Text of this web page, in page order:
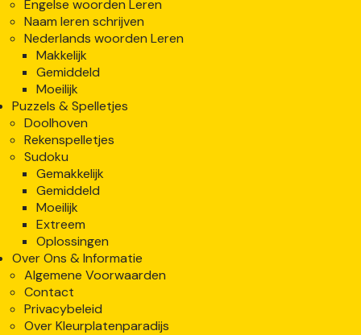
Engelse woorden Leren
Naam leren schrijven
Nederlands woorden Leren
Makkelijk
Gemiddeld
Moeilijk
Puzzels & Spelletjes
Doolhoven
Rekenspelletjes
Sudoku
Gemakkelijk
Gemiddeld
Moeilijk
Extreem
Oplossingen
Over Ons & Informatie
Algemene Voorwaarden
Contact
Privacybeleid
Over Kleurplatenparadijs